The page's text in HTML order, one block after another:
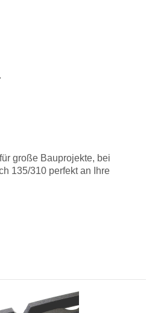
große Bauprojekte, bei
135/310 perfekt an Ihre